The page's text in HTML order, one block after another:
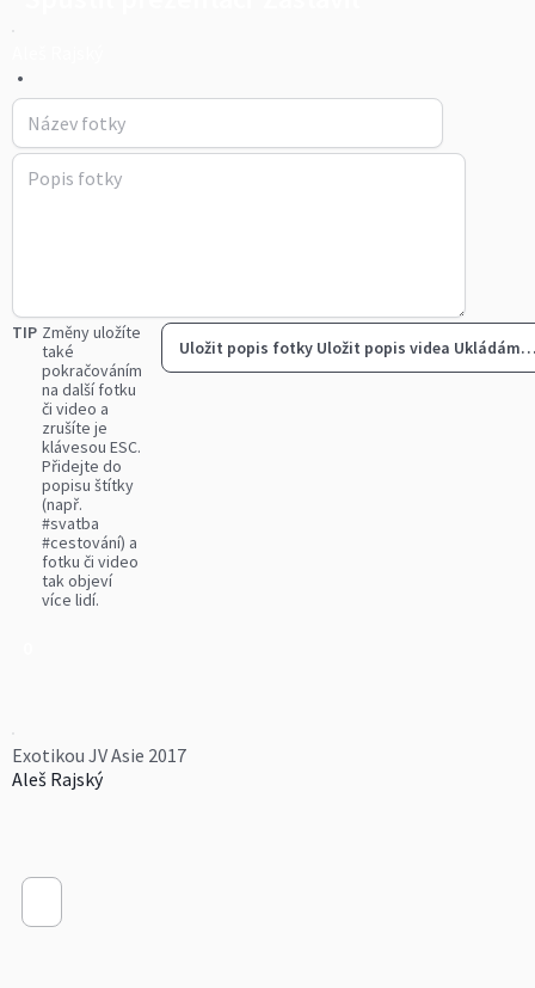
•
TIP Změny uložíte
také
pokračováním
na další fotku
či video a
zrušíte je
klávesou ESC.
Přidejte do
popisu štítky
(např.
#svatba
#cestování) a
fotku či video
tak objeví
více lidí.
Uložit popis fotky Uložit popis videa
Exotikou JV Asie 2017
Aleš Rajský